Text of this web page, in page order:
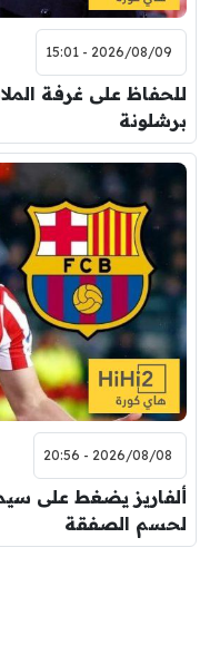
2026/08/09 - 15:01
للحفاظ على غرفة
برشلونة
2026/08/08 - 20:56
ألفاريز يضغط على
لحسم الصفقة